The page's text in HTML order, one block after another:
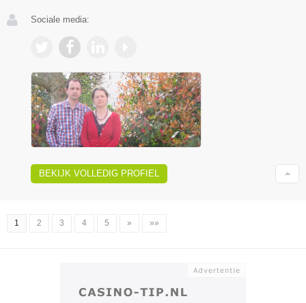
Sociale media:
BEKIJK VOLLEDIG PROFIEL
1 2 3 4 5 » »»